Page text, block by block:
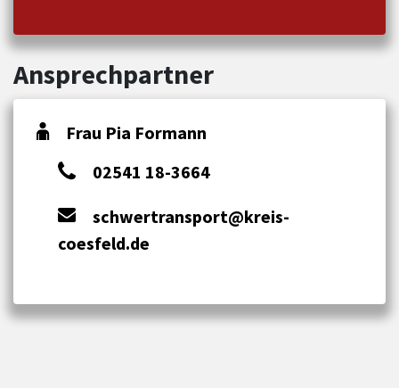
Ansprechpartner
Frau Pia Formann
02541 18-3664
schwertransport@kreis-
coesfeld.de